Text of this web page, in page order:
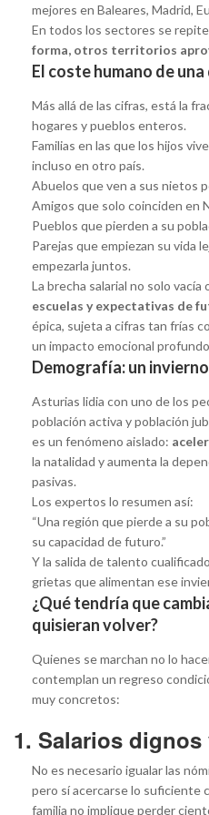
mejores en Baleares, Madrid,
En todos los sectores se
forma, otros territorios
El coste humano de
Más allá de las cifras, está la
hogares y pueblos enteros.
Familias en las que los hijos
incluso en otro país.
Abuelos que ven a sus nietos
Amigos que solo coinciden en
Pueblos que pierden a su
Parejas que empiezan su vida
empezarla juntos.
La brecha salarial no solo vacía
escuelas y expectativas de
épica, sujeta a cifras tan frías
un impacto emocional
Demografía: un
Asturias lidia con uno de los
población activa y población
es un fenómeno aislado:
la natalidad y aumenta la
pasivas.
Los expertos lo resumen así:
“Una región que pierde a su
su capacidad de futuro.”
Y la salida de talento
grietas que alimentan ese
¿Qué tendría que
quisieran volver?
Quienes se marchan no lo
contemplan un regreso
muy concretos:
1. Salarios
No es necesario igualar las
pero sí acercarse lo suficiente
familia no implique perder